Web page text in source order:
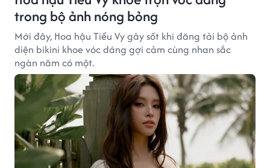
trong bộ ảnh nóng bỏng
Mới đây, Hoa hậu Tiểu Vy gây sốt khi đăng tải bộ ảnh
diện bikini khoe vóc dáng gợi cảm cùng nhan sắc
ngàn năm có một.